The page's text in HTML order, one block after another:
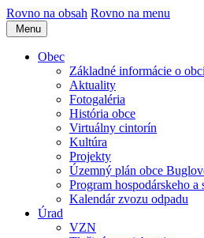
Rovno na obsah Rovno na menu
Menu
Obec
Základné informácie o obci
Aktuality
Fotogaléria
História obce
Virtuálny cintorín
Kultúra
Projekty
Územný plán obce
Program hospodárskeho
Kalendár zvozu odpadu
Úrad
VZN